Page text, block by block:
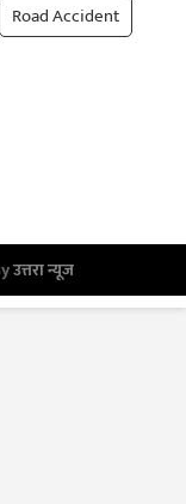
Road Accident
उत्तरा न्यूज